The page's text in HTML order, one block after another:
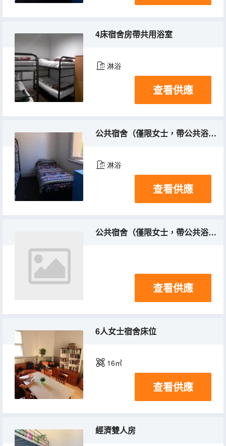
4床宿舍房帶共用浴室
淋浴
查看供應
公共宿舍（僅限女士，帶公共浴室）
淋浴
查看供應
公共宿舍（僅限女士，帶公共浴室）
查看供應
6人女士宿舍床位
16㎡
查看供應
經濟雙人房